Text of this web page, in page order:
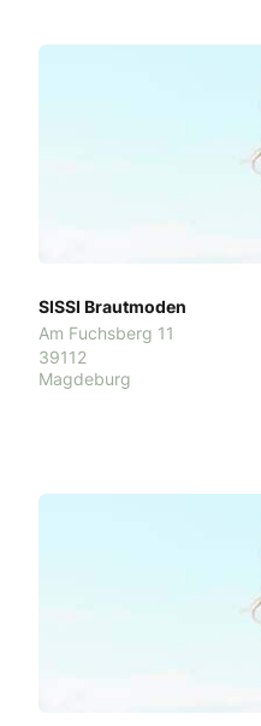
SISSI Brautmoden
Am Fuchsberg 11
39112
Magdeburg